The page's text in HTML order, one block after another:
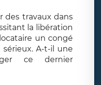
des travaux dans
la libération
un congé
A-t-il une
ce dernier